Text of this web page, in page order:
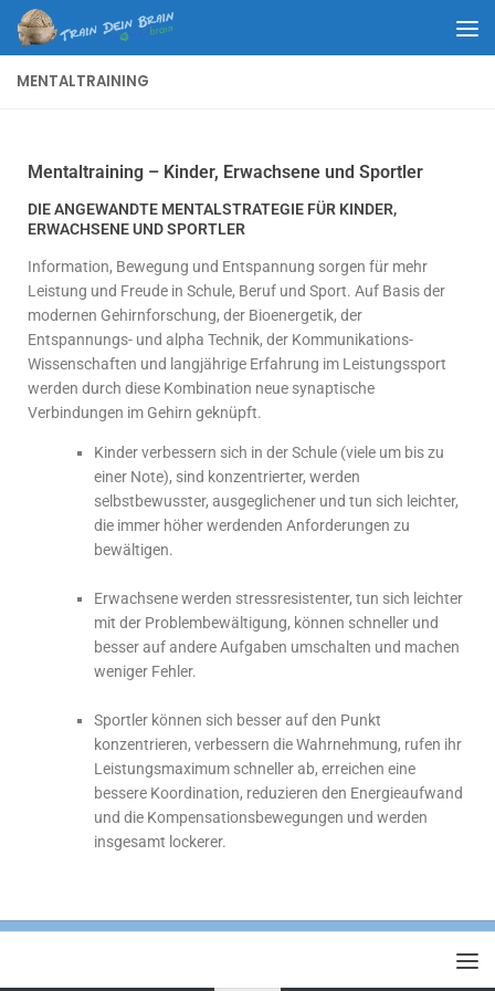
Unter dem Inhalt
MENTALTRAINING
Mentaltraining – Kinder, Erwachsene und Sportler
DIE ANGEWANDTE MENTALSTRATEGIE FÜR KINDER,
ERWACHSENE UND SPORTLER
Information, Bewegung und Entspannung sorgen für mehr
Leistung und Freude in Schule, Beruf und Sport. Auf Basis der
modernen Gehirnforschung, der Bioenergetik, der
Entspannungs- und alpha Technik, der Kommunikations-
Wissenschaften und langjährige Erfahrung im Leistungssport
werden durch diese Kombination neue synaptische
Verbindungen im Gehirn geknüpft.
Kinder verbessern sich in der Schule (viele um bis zu
einer Note), sind konzentrierter, werden
selbstbewusster, ausgeglichener und tun sich leichter,
die immer höher werdenden Anforderungen zu
bewältigen.
Erwachsene werden stressresistenter, tun sich leichter
mit der Problembewältigung, können schneller und
besser auf andere Aufgaben umschalten und machen
weniger Fehler.
Sportler können sich besser auf den Punkt
konzentrieren, verbessern die Wahrnehmung, rufen ihr
Leistungsmaximum schneller ab, erreichen eine
bessere Koordination, reduzieren den Energieaufwand
und die Kompensationsbewegungen und werden
insgesamt lockerer.